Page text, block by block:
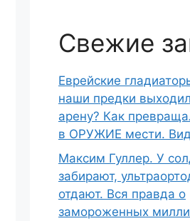
Свежие
Еврейские
наши предки
арену? Как
в ОРУЖИЕ мести.
Максим Гуллер. У
забирают,
отдают. Вся правда о
замороженных